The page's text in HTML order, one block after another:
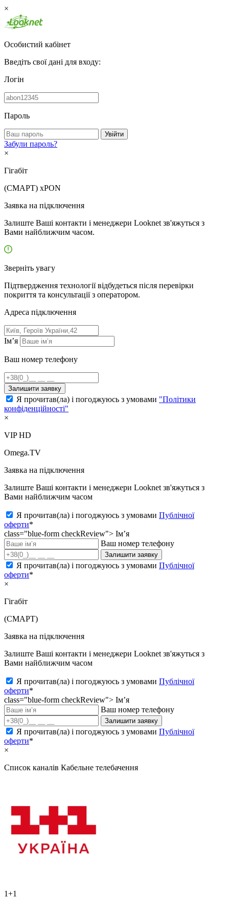
×
Особистий кабінет
Введіть свої дані для входу:
Логін
Пароль
Увійти
Забули пароль?
×
Гігабіт
(СМАРТ) xPON
Заявка на підключення
Залиште Ваші контакти і менеджери Looknet зв'яжуться з
Вами найближчим часом.
Зверніть увагу
Підтвердження технології відбудеться після перевірки
покриття та консультації з оператором.
Адресa підключення
Ім’я
Ваш номер телефону
Залишити заявку
Я прочитав(ла) і погоджуюсь з умовами "Політики
конфіденційності"
×
VIP HD
Omega.TV
Заявка на підключення
Залиште Ваші контакти і менеджери Looknet зв'яжуться з
Вами найближчим часом
Я прочитав(ла) і погоджуюсь з умовами Публічної
оферти*
class="blue-form checkReview"> Ім’я
Ваш номер телефону
Залишити заявку
Я прочитав(ла) і погоджуюсь з умовами Публічної
оферти*
×
Гігабіт
(СМАРТ)
Заявка на підключення
Залиште Ваші контакти і менеджери Looknet зв'яжуться з
Вами найближчим часом
Я прочитав(ла) і погоджуюсь з умовами Публічної
оферти*
class="blue-form checkReview"> Ім’я
Ваш номер телефону
Залишити заявку
Я прочитав(ла) і погоджуюсь з умовами Публічної
оферти*
×
Список каналів Кабельне телебачення
1+1